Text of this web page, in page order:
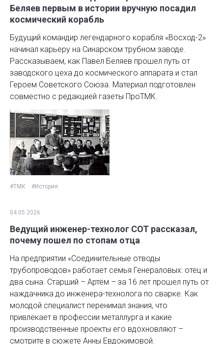
Беляев первым в истории вручную посадил
космический корабль
Будущий командир легендарного корабля «Восход-2»
начинал карьеру на Синарском трубном заводе.
Рассказываем, как Павел Беляев прошел путь от
заводского цеха до космического аппарата и стал
Героем Советского Союза. Материал подготовлен
совместно с редакцией газеты ПроТМК.
#ТМК #История
04.05.2026
Ведущий инженер-технолог СОТ рассказал,
почему пошел по стопам отца
На предприятии «Соединительные отводы
трубопроводов» работает семья Генераловых: отец и
два сына. Старший – Артём – за 16 лет прошел путь от
наждачника до инженера-технолога по сварке. Как
молодой специалист перенимал знания, что
привлекает в профессии металлурга и какие
производственные проекты его вдохновляют –
смотрите в сюжете Анны Евдокимовой.